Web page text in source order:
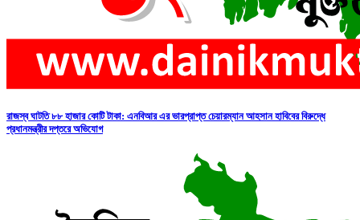
রাজস্ব ঘাটতি ৮৮ হাজার কোটি টাকা: এনবিআর এর ভারপ্রাপ্ত চেয়ারম্যান আহসান হাবিবের বিরুদ্ধে
প্রধানমন্ত্রীর দপ্তরে অভিযোগ